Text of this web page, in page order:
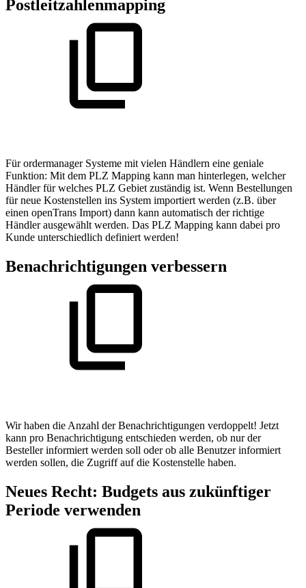
Postleitzahlenmapping
Für ordermanager Systeme mit vielen Händlern eine geniale
Funktion: Mit dem PLZ Mapping kann man hinterlegen, welcher
Händler für welches PLZ Gebiet zuständig ist. Wenn Bestellungen
für neue Kostenstellen ins System importiert werden (z.B. über
einen openTrans Import) dann kann automatisch der richtige
Händler ausgewählt werden. Das PLZ Mapping kann dabei pro
Kunde unterschiedlich definiert werden!
Benachrichtigungen verbessern
Wir haben die Anzahl der Benachrichtigungen verdoppelt! Jetzt
kann pro Benachrichtigung entschieden werden, ob nur der
Besteller informiert werden soll oder ob alle Benutzer informiert
werden sollen, die Zugriff auf die Kostenstelle haben.
Neues Recht: Budgets aus zukünftiger
Periode verwenden